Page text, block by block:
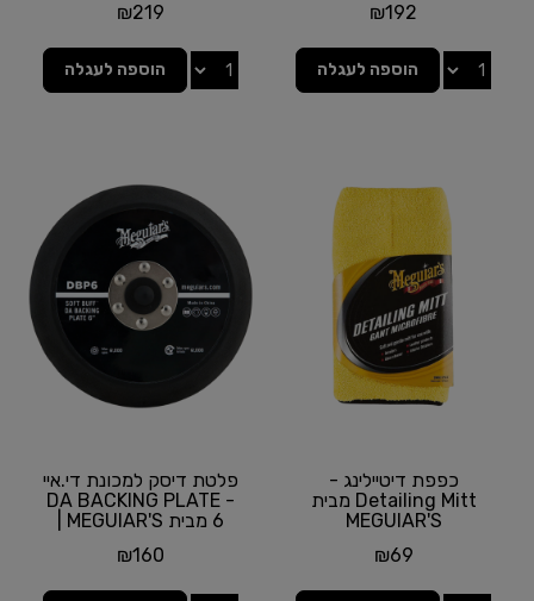
₪192
הוספה לעגלה
473 מ"ל ₪219
הוספה לעגלה
כפפת דיטיילינג -
Detailing Mitt מבית
MEGUIAR'S
₪69
פלטת דיסק למכונת די.איי
- DA BACKING PLATE
₪160